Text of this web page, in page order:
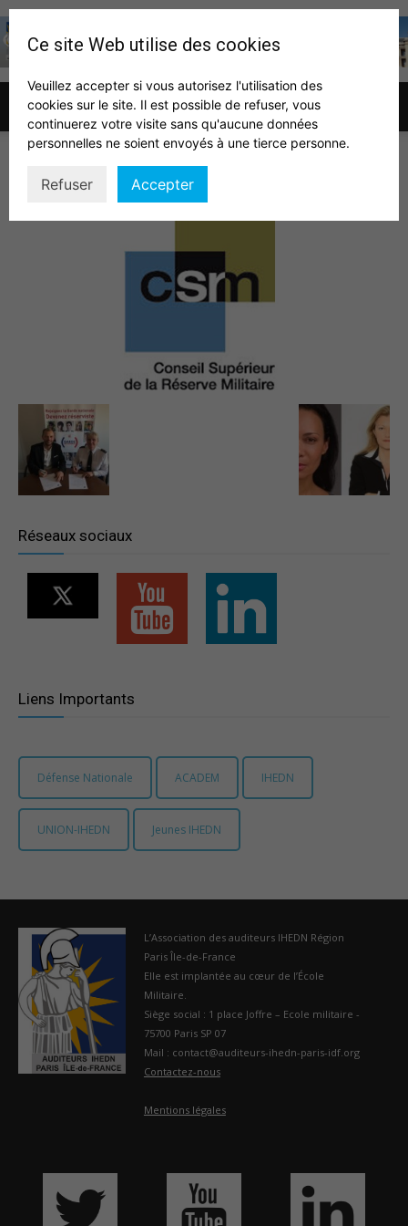
Association
auditeurs
IHEDN
Paris
France
csrm2
Réseaux sociaux
Liens Importants
Défense Nationale ACADEM IHEDN
UNION-IHEDN Jeunes IHEDN
L’Association des auditeurs IHEDN Région
Paris Île-de-France
Elle est implantée au cœur de l’École
Militaire.
Siège social : 1 place Joffre – Ecole militaire -
75700 Paris SP 07
Mail : contact@auditeurs-ihedn-paris-idf.org
Contactez-nous
Mentions légales
Ce site Web utilise des cookies
Veuillez accepter si vous autorisez l'utilisation des
cookies sur le site. Il est possible de refuser, vous
continuerez votre visite sans qu'aucune données
personnelles ne soient envoyés à une tierce personne.
Refuser Accepter